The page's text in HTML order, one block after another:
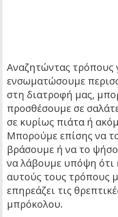
Αναζητώντας τρόπους
ενσωματώσουμε
στη διατροφή μας,
προσθέσουμε σε
σε κυρίως πιάτα ή
Μπορούμε επίσης να
βράσουμε ή να το
να λάβουμε υπόψη ότι
αυτούς τους τρόπους
επηρεάζει τις
μπρόκολου.